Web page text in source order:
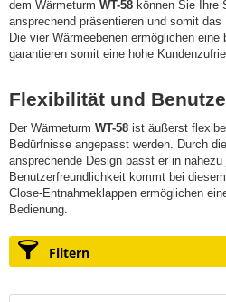
dem Wärmeturm WT-58 können Sie Ihre
ansprechend präsentieren und somit
Die vier Wärmeebenen ermöglichen
garantieren somit eine hohe
Flexibilität und
Der Wärmeturm WT-58 ist äußerst
Bedürfnisse angepasst werden. Durch
ansprechende Design passt er in
Benutzerfreundlichkeit kommt bei
Close-Entnahmeklappen ermöglichen
Bedienung.
Filtern